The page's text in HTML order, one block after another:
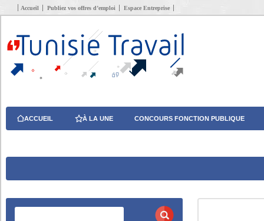
Accueil Publiez vos offres d’emploi Espace Entreprise
ACCUEIL À LA UNE CONCOURS FONCTION PUBLIQUE